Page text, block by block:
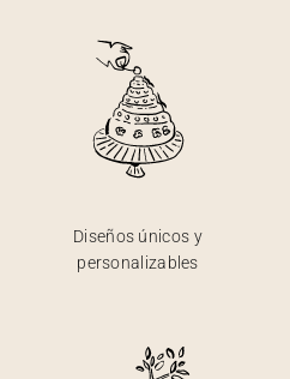
Diseños únicos y
personalizables